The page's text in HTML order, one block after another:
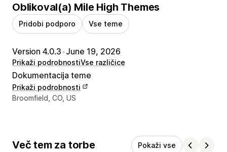
Oblikoval(a) Mile High Themes
Pridobi podporo Vse teme
Version 4.0.3•June 19, 2026
Prikaži podrobnostiVse različice
Dokumentacija teme
Prikaži podrobnosti
Podatki za stik z oblikovalcem
Broomfield, CO, US
Več tem za torbe Pokaži vse